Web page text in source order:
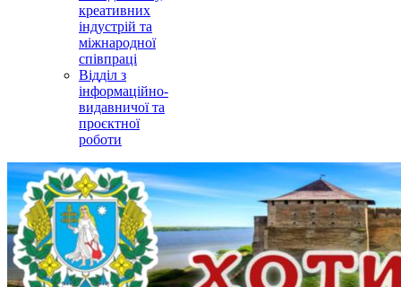
креативних
індустрій та
міжнародної
співпраці
Відділ з
інформаційно-
видавничої та
проєктної
роботи